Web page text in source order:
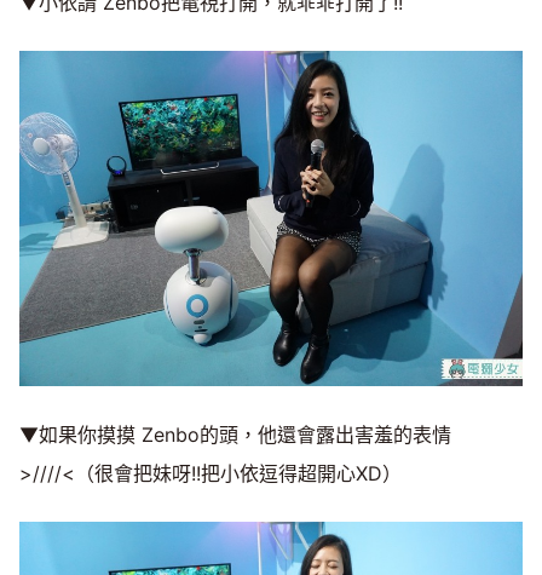
▼如果你摸摸 Zenbo的頭，他還會露出害羞的表情
>////<（很會把妹呀!!把小依逗得超開心XD）